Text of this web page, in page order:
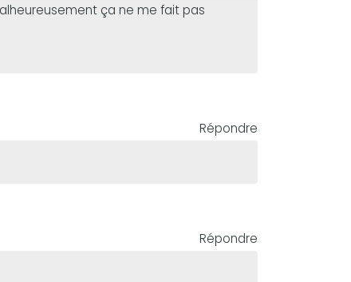
ça ne me fait pas
Répondre
Répondre